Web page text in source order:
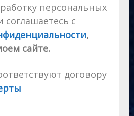
персональных
соглашаетесь с
,
сайте.
договору